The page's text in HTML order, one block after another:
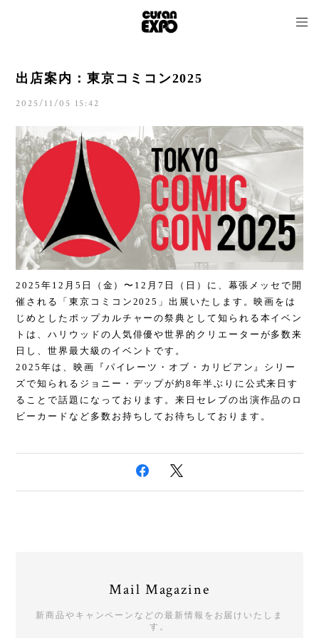
出店案内：東京コミコン2025
2025/11/05 15:42
2025年 12 月 5 日（金）〜 12 月7 日（日）に、幕張メッセで開
催される「東京コミコン2025」出展いたします。映画をは
じめとしたポップカルチャーの祭典として知られる本イベン
トは、ハリウッドの人気俳優や世界的クリエーターが多数来
日し、世界最大級のイベントです。
2025年は、映画『パイレーツ・オブ・カリビアン』シリー
ズで知られるジョニー・デップが約8年半ぶりに公式来日す
ることで話題になっております。来日セレブの出演作品のロ
ビーカードなど多数お持ちしてお待ちしております。
Mail Magazine
新商品やキャンペーンなどの最新情報をお届けいたしま
す。